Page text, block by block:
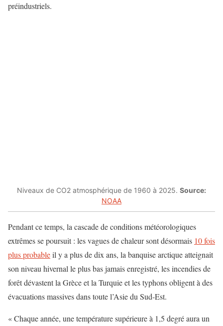
préindustriels.
Niveaux de CO2 atmosphérique de 1960 à 2025. Source:
NOAA
Pendant ce temps, la cascade de conditions météorologiques
extrêmes se poursuit : les vagues de chaleur sont désormais 10 fois
plus probableil y a plus de dix ans, la banquise arctique atteignait
son niveau hivernal le plus bas jamais enregistré, les incendies de
forêt dévastent la Grèce et la Turquie et les typhons obligent à des
évacuations massives dans toute l’Asie du Sud-Est.
« Chaque année, une température supérieure à 1,5 degré aura un